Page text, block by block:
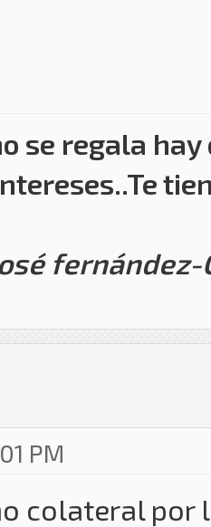
se regala
PM
colateral por